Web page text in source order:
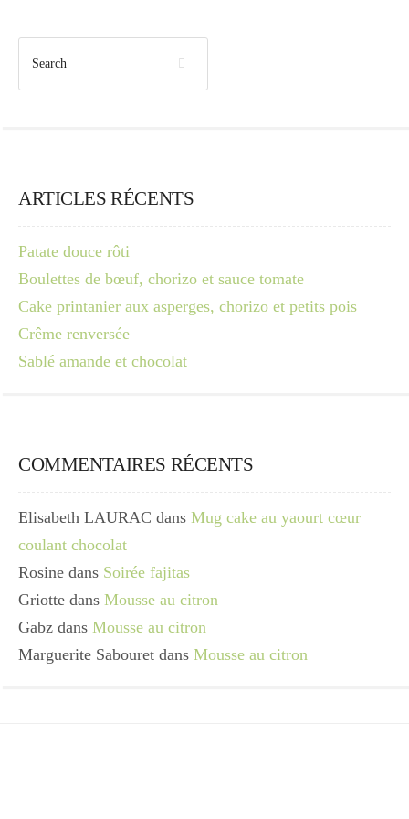
ARTICLES RÉCENTS
Patate douce rôti
Boulettes de bœuf, chorizo et sauce tomate
Cake printanier aux asperges, chorizo et petits pois
Crême renversée
Sablé amande et chocolat
COMMENTAIRES RÉCENTS
Elisabeth LAURAC dans Mug cake au yaourt cœur
coulant chocolat
Rosine dans Soirée fajitas
Griotte dans Mousse au citron
Gabz dans Mousse au citron
Marguerite Sabouret dans Mousse au citron